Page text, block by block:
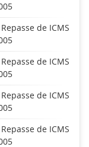
de ICMS
de ICMS
de ICMS
de ICMS